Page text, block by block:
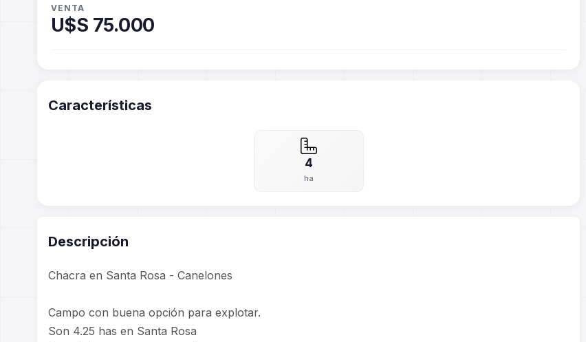
VENTA
U$S 75.000
Características
4
ha
Descripción
Chacra en Santa Rosa - Canelones
Campo con buena opción para explotar.
Son 4.25 has en Santa Rosa